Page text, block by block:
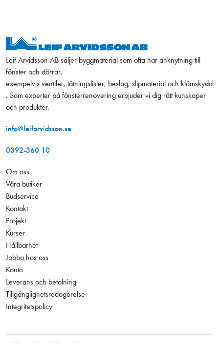
Leif Arvidsson AB säljer byggmaterial som ofta har anknytning till
fönster och dörrar,
exempelvis ventiler, tätningslister, beslag, slipmaterial och klämskydd
. Som experter på fönsterrenovering erbjuder vi dig rätt kunskaper
och produkter.
info@leifarvidsson.se
0392-360 10
Om oss
Våra butiker
Budservice
Kontakt
Projekt
Kurser
Hållbarhet
Jobba hos oss
Konto
Leverans och betalning
Tillgänglighetsredogörelse
Integritetspolicy